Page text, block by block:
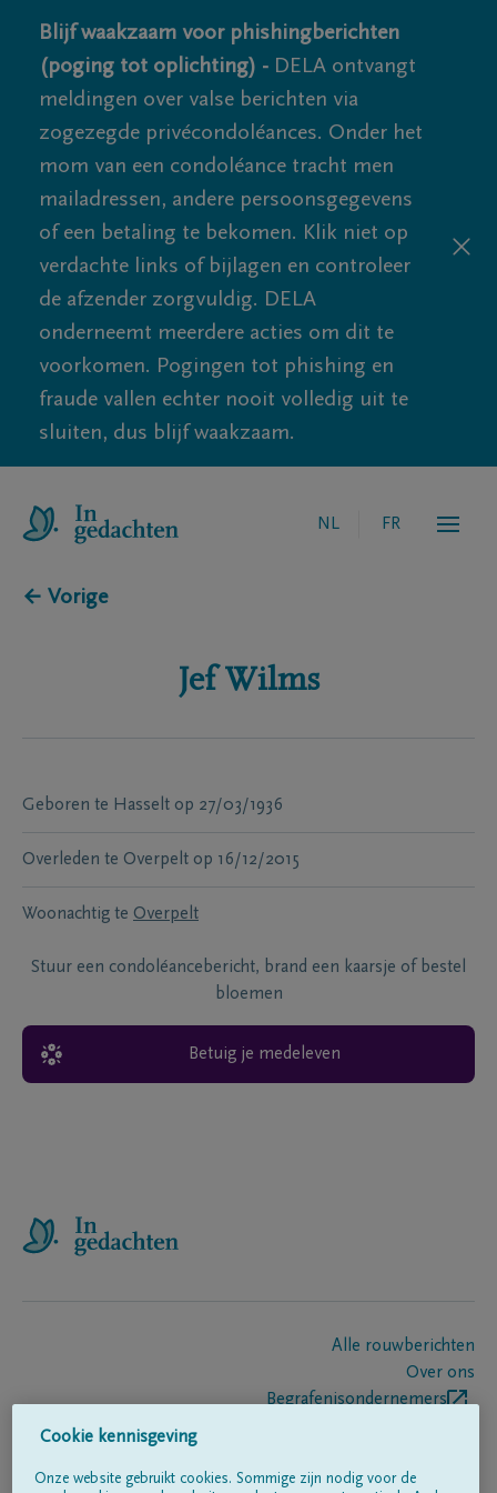
Blijf waakzaam voor phishingberichten
(poging tot oplichting) - DELA ontvangt
meldingen over valse berichten via
zogezegde privécondoléances. Onder het
mom van een condoléance tracht men
mailadressen, andere persoonsgegevens
of een betaling te bekomen. Klik niet op
verdachte links of bijlagen en controleer
de afzender zorgvuldig. DELA
onderneemt meerdere acties om dit te
voorkomen. Pogingen tot phishing en
fraude vallen echter nooit volledig uit te
sluiten, dus blijf waakzaam.
NL FR
← Vorige
Jef Wilms
Geboren te Hasselt op 27/03/1936
Overleden te Overpelt op 16/12/2015
Woonachtig te Overpelt
Stuur een condoléancebericht, brand een kaarsje of bestel
bloemen
Betuig je medeleven
Alle rouwberichten
Over ons
Begrafenisondernemers
Cookie kennisgeving
Onze website gebruikt cookies. Sommige zijn nodig voor de